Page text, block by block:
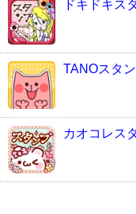
ドキドキス
TANOスタ
カオコレス